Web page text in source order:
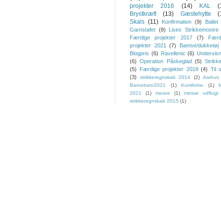
projekter 2016
(14) KAL
Brystkræft
(13) Gæstehytte
Skals (11) Konfirmation (9)
Ballet
Garnstafet (8)
Lises Strikkemostre
Færdige projekter 2017
(7)
projekter 2021
(7)
Bamse/dukketøj
Blogpris (6) Ravellenic (6)
(6)
Operation Påskeglad (5)
(5)
Færdige projekter 2018 (4) Til
(3)
strikkeregnskab 2014 (2)
Aarhus
Barnebarn2021
(1) Kumihimo (1)
2021
(1) messe (1)
messe udflugt
strikkeregnskab 2015 (1)